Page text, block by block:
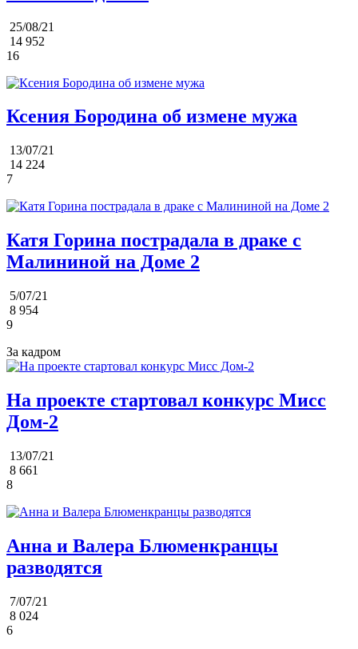
25/08/21
14 952
16
Ксения Бородина об измене мужа
13/07/21
14 224
7
Катя Горина пострадала в драке с
Малининой на Доме 2
5/07/21
8 954
9
За кадром
На проекте стартовал конкурс Мисс
Дом-2
13/07/21
8 661
8
Анна и Валера Блюменкранцы
разводятся
7/07/21
8 024
6